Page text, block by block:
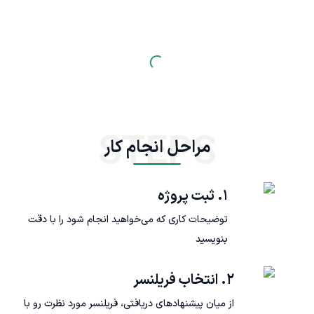
مراحل انجام کار
STEPS
۱. ثبت پروژه
توضیحات کاری که می‌خواهید انجام شود را با دقت
بنویسید
۲. انتخاب فریلنسر
از میان پیشنهادهای دریافتی، فریلنسر مورد نظرت رو با